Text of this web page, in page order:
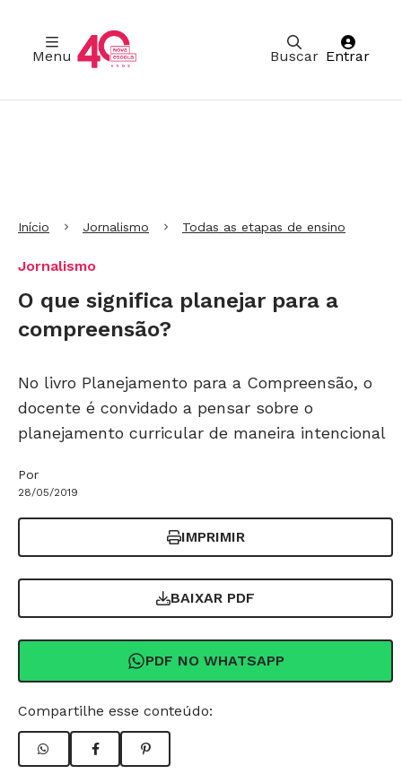
Buscar
Menu Entrar
Início Jornalismo Todas as etapas de ensino
Jornalismo
O que significa planejar para a
compreensão?
No livro Planejamento para a Compreensão, o
docente é convidado a pensar sobre o
planejamento curricular de maneira intencional
Por
28/05/2019
IMPRIMIR
BAIXAR PDF
PDF NO WHATSAPP
Compartilhe esse conteúdo: